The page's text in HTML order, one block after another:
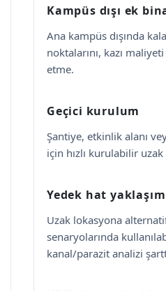
Kampüs dışı ek
Ana kampüs dışında
noktalarını, kazı
etme.
Geçici kurulum
Şantiye, etkinlik alanı
için hızlı kurulabilir uzak
Yedek hat
Uzak lokasyona
senaryolarında
kanal/parazit analizi